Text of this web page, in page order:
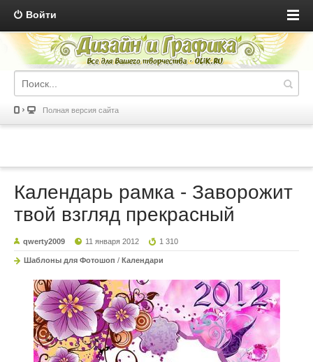
Войти
Полная версия сайта
Календарь рамка - Заворожит
твой взгляд прекрасный
qwerty2009 11 января 2012 1 310
Шаблоны для Фотошоп / Календари